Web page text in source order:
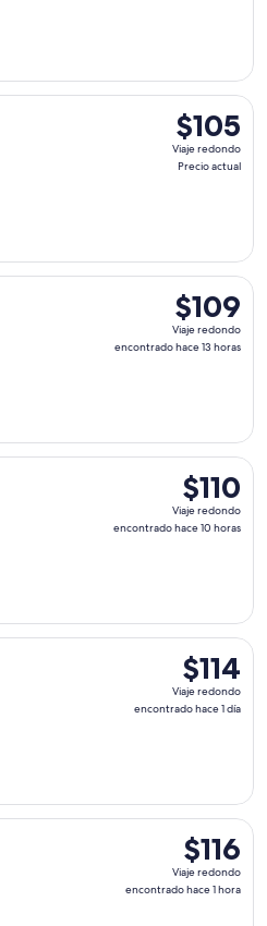
$105
Viaje
redondo,
$105
Viaje redondo
Precio actual
Air, con salida el vie, 11
$109
Viaje
redondo,
$109
Viaje redondo
encontrado hace 13 horas
Air, con salida el vie, 2 oct.
$110
Viaje
redondo,
$110
Viaje redondo
encontrado hace 10 horas
Air, con salida el vie, 30 oct.
$114
Viaje
redondo,
$114
Viaje redondo
encontrado hace 1 día
Air, con salida el vie, 9 oct.
$116
Viaje
redondo,
$116
Viaje redondo
encontrado hace 1 hora
Air, con salida el vie, 9 oct.